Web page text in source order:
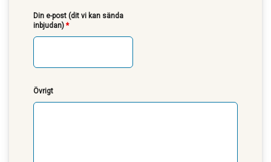
Din e-post (dit vi kan sända
inbjudan) *
Övrigt